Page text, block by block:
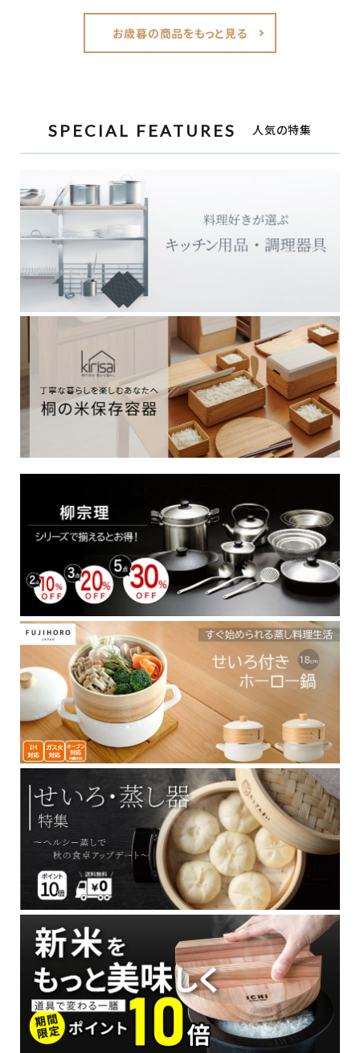
お歳暮の商品をもっと見る
SPECIAL FEATURES 人気の特集